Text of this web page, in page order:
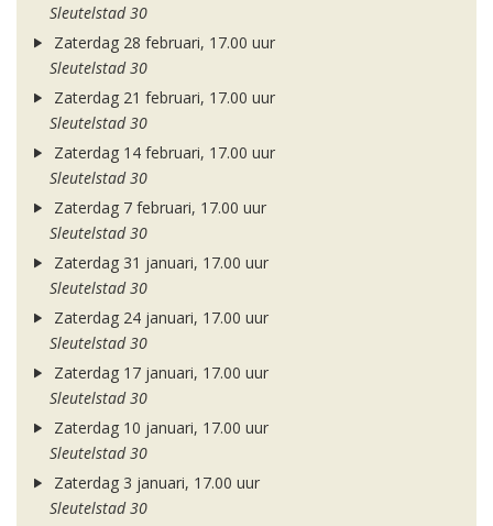
Sleutelstad 30
Zaterdag 28 februari, 17.00 uur
Sleutelstad 30
Zaterdag 21 februari, 17.00 uur
Sleutelstad 30
Zaterdag 14 februari, 17.00 uur
Sleutelstad 30
Zaterdag 7 februari, 17.00 uur
Sleutelstad 30
Zaterdag 31 januari, 17.00 uur
Sleutelstad 30
Zaterdag 24 januari, 17.00 uur
Sleutelstad 30
Zaterdag 17 januari, 17.00 uur
Sleutelstad 30
Zaterdag 10 januari, 17.00 uur
Sleutelstad 30
Zaterdag 3 januari, 17.00 uur
Sleutelstad 30